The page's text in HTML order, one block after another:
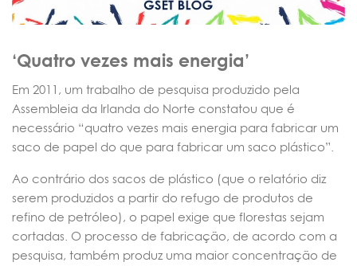
‘Quatro vezes mais energia’
Em 2011, um trabalho de pesquisa produzido pela
Assembleia da Irlanda do Norte constatou que é
necessário “quatro vezes mais energia para fabricar um
saco de papel do que para fabricar um saco plástico”.
Ao contrário dos sacos de plástico (que o relatório diz
serem produzidos a partir do refugo de produtos de
refino de petróleo), o papel exige que florestas sejam
cortadas. O processo de fabricação, de acordo com a
pesquisa, também produz uma maior concentração de